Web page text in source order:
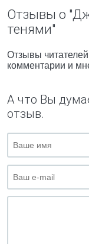
Отзывы о
тенями"
Отзывы
комментарии и
А что Вы
отзыв.